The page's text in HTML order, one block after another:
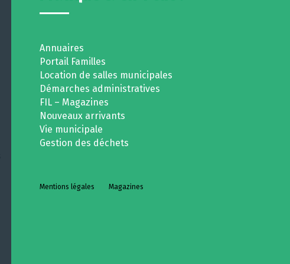
Annuaires
Portail Familles
Location de salles municipales
Démarches administratives
FIL – Magazines
Nouveaux arrivants
Vie municipale
Gestion des déchets
Mentions légales Magazines